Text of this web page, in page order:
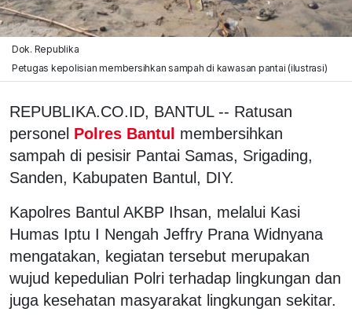
Dok. Republika
Petugas kepolisian membersihkan sampah di kawasan pantai (ilustrasi)
REPUBLIKA.CO.ID, BANTUL -- Ratusan
personel Polres Bantul membersihkan
sampah di pesisir Pantai Samas, Srigading,
Sanden, Kabupaten Bantul, DIY.
Kapolres Bantul AKBP Ihsan, melalui Kasi
Humas Iptu I Nengah Jeffry Prana Widnyana
mengatakan, kegiatan tersebut merupakan
wujud kepedulian Polri terhadap lingkungan dan
juga kesehatan masyarakat lingkungan sekitar.